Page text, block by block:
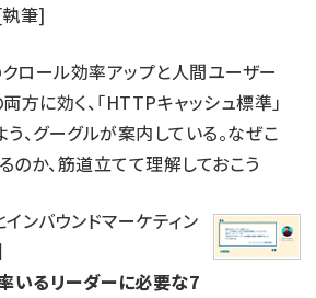
筆]
ロール効率アップと人間ユーザー
方に効く、「HTTPキャッシュ標準」
、グーグルが案内している。なぜこ
のか、筋道立てて理解しておこう
ンバウンドマーケティン
いるリーダーに必要な7